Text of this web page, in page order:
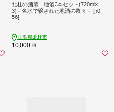
北杜の酒蔵 地酒3本セット(720ml×
3)－名水で醸された地酒の数々－ [h0
56]
山梨県北杜市
10,000 円